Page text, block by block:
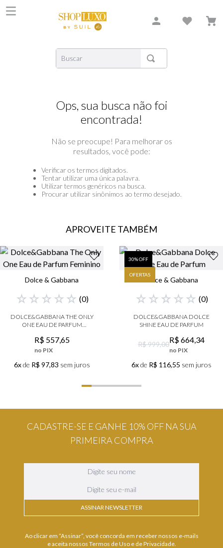
Buscar
Ops, sua busca não foi
encontrada!
Não se preocupe! Para melhorar os
resultados, você pode:
Verificar os termos digitados.
Tentar utilizar uma única palavra.
Utilizar termos genéricos na busca.
Procurar utilizar sinônimos ao termo desejado.
APROVEITE TAMBÉM
Dolce & Gabbana
☆ ☆ ☆ ☆ ☆ (0)
DOLCE&GABBANA THE ONLY
ONE EAU DE PARFUM
R$ 557,65
no PIX
6xde R$ 97,83 sem juros
30% OFF
OFERTAS
Dolce & Gabbana
☆ ☆ ☆ ☆ ☆ (0)
DOLCE&GABBANA DOLCE
SHINE EAU DE PARFUM
R$ 999,00R$664,34
no PIX
6xde R$ 116,55 sem juros
CADASTRE-SE E GANHE 10% OFF NA SUA
PRIMEIRA COMPRA
ASSINAR NEWSLETTER
Ao clicar em “Assinar”, você concorda em receber nossos e-mails
e aceita nossos Termos de Uso e de Privacidade.
2º
creed
xerjoff
4º
carolina herrera
6º
versace
7 º
libre
9º
boss